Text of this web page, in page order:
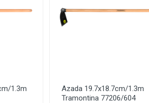
1.3m
Azada 19.7x18.7cm/1.3m
Tramontina 77206/604